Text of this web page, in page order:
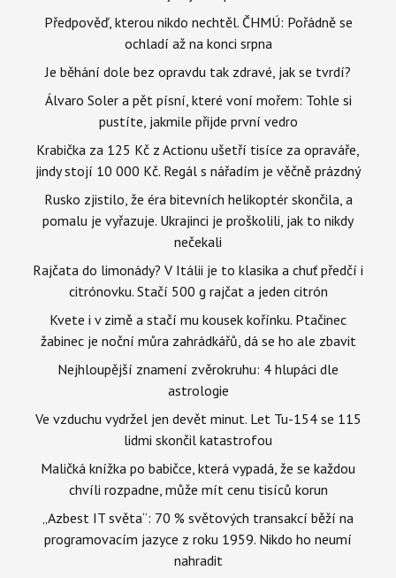
Předpověď, kterou nikdo nechtěl. ČHMÚ: Pořádně se
ochladí až na konci srpna
Je běhání dole bez opravdu tak zdravé, jak se tvrdí?
Álvaro Soler a pět písní, které voní mořem: Tohle si
pustíte, jakmile přijde první vedro
Krabička za 125 Kč z Actionu ušetří tisíce za opraváře,
jindy stojí 10 000 Kč. Regál s nářadím je věčně prázdný
Rusko zjistilo, že éra bitevních helikoptér skončila, a
pomalu je vyřazuje. Ukrajinci je proškolili, jak to nikdy
nečekali
Rajčata do limonády? V Itálii je to klasika a chuť předčí i
citrónovku. Stačí 500 g rajčat a jeden citrón
Kvete i v zimě a stačí mu kousek kořínku. Ptačinec
žabinec je noční můra zahrádkářů, dá se ho ale zbavit
Nejhloupější znamení zvěrokruhu: 4 hlupáci dle
astrologie
Ve vzduchu vydržel jen devět minut. Let Tu-154 se 115
lidmi skončil katastrofou
Maličká knížka po babičce, která vypadá, že se každou
chvíli rozpadne, může mít cenu tisíců korun
„Azbest IT světa“: 70 % světových transakcí běží na
programovacím jazyce z roku 1959. Nikdo ho neumí
nahradit